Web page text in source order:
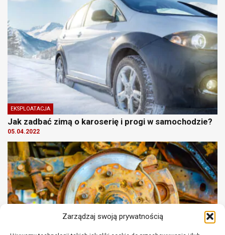
Zarządzaj swoją prywatnością
EKSPLOATACJA
Jak zadbać zimą o karoserię i progi w samochodzie?
05.04.2022